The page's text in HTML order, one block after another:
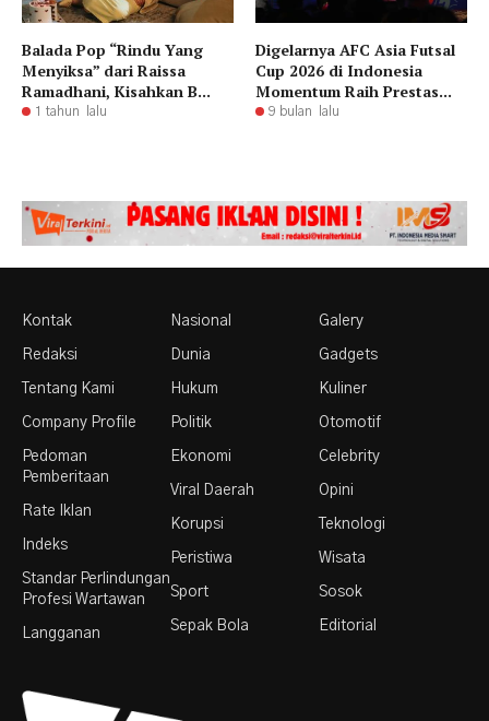
Balada Pop “Rindu Yang
Menyiksa” dari Raissa
Ramadhani, Kisahkan B...
1 tahun lalu
Digelarnya AFC Asia Futsal
Cup 2026 di Indonesia
Momentum Raih Prestas...
9 bulan lalu
Kontak
Redaksi
Tentang Kami
Company Profile
Pedoman
Pemberitaan
Rate Iklan
Indeks
Standar Perlindungan
Profesi Wartawan
Langganan
Nasional
Dunia
Hukum
Politik
Ekonomi
Viral Daerah
Korupsi
Peristiwa
Sport
Sepak Bola
Galery
Gadgets
Kuliner
Otomotif
Celebrity
Opini
Teknologi
Wisata
Sosok
Editorial